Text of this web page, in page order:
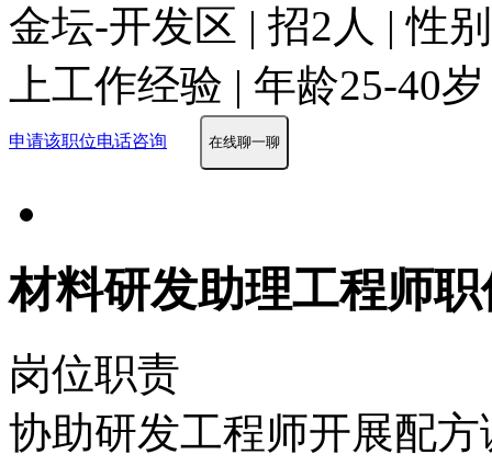
金坛-开发区 | 招2人 | 性
上工作经验 | 年龄25-40岁
申请该职位电话咨询 在线聊一聊
材料研发助理工程师
岗位职责
协助研发工程师开展配